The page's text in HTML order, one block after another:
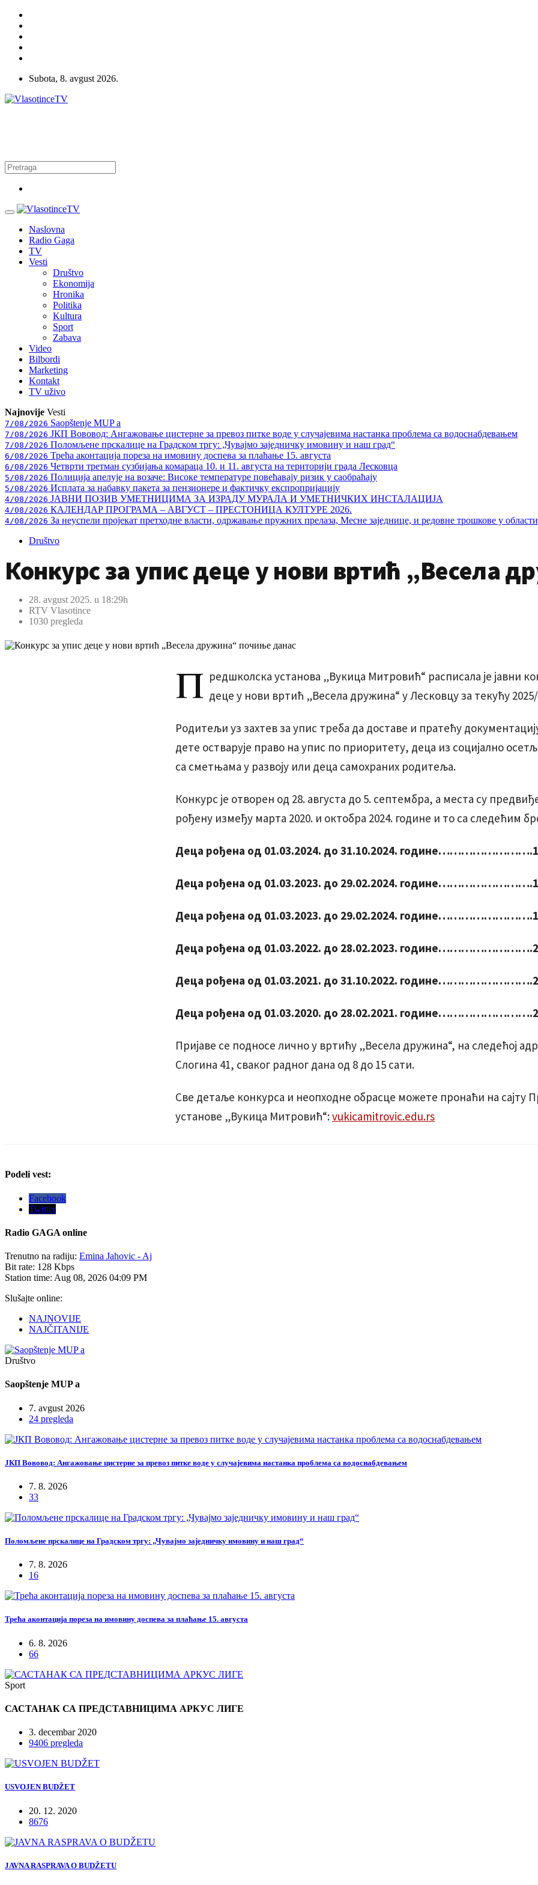
Subota, 8. avgust 2026.
Naslovna
Radio Gaga
TV
Vesti
Društvo
Ekonomija
Hronika
Politika
Kultura
Sport
Zabava
Video
Bilbordi
Marketing
Kontakt
TV uživo
Najnovije Vesti
7/08/2026 Saopštenje MUP a
7/08/2026 ЈКП Вововод: Ангажовање цистерне за превоз питке воде у случајевима настанка проблема са водоснабдевањем
7/08/2026 Поломљене прскалице на Градском тргу: „Чувајмо заједничку имовину и наш град“
6/08/2026 Трећа аконтација пореза на имовину доспева за плаћање 15. августа
6/08/2026 Четврти третман сузбијања комараца 10. и 11. августа на територији града Лесковца
5/08/2026 Полиција апелује на возаче: Високе температуре повећавају ризик у саобраћају
5/08/2026 Исплата за набавку пакета за пензионере и фактичку експропријацију
4/08/2026 ЈАВНИ ПОЗИВ УМЕТНИЦИМА ЗА ИЗРАДУ МУРАЛА И УМЕТНИЧКИХ ИНСТАЛАЦИЈА
4/08/2026 КАЛЕНДАР ПРОГРАМА – АВГУСТ – ПРЕСТОНИЦА КУЛТУРЕ 2026.
4/08/2026 За неуспели пројекат претходне власти, одржавање пружних прелаза, Месне заједнице, и редовне трошкове у
Društvo
Конкурс за упис деце у нови вртић „Весела
28. avgust 2025. u 18:29h
RTV Vlasotince
1030 pregleda
П редшколска установа „Вукица Митровић“ расписала је јавни
деце у нови вртић „Весела дружина“ у Лесковцу за текућу
Родитељи уз захтев за упис треба да доставе и пратећу
дете остварује право на упис по приоритету, деца из социјално
са сметњама у развоју или деца самохраних родитеља.
Конкурс је отворен од 28. августа до 5. септембра, а места су
рођену између марта 2020. и октобра 2024. године и то са следећим
Деца рођена од 01.03.2024. до 31.10.2024.
Деца рођена од 01.03.2023. до 29.02.2024.
Деца рођена од 01.03.2023. до 29.02.2024.
Деца рођена од 01.03.2022. до 28.02.2023.
Деца рођена од 01.03.2021. до 31.10.2022.
Деца рођена од 01.03.2020. до 28.02.2021.
Пријаве се подносе лично у вртићу „Весела дружина“, на следећој
Слогина 41, сваког радног дана од 8 до 15 сати.
Све детаље конкурса и неопходне обрасце можете пронаћи на сајту
установе „Вукица Митровић“:vukicamitrovic.edu.rs
Podeli vest:
Facebook
Twitter
Radio GAGA online
Trenutno na radiju: Emina Jahovic - Aj
Bit rate: 128 Kbps
Station time: Aug 08, 2026 04:09 PM
Slušajte online:
NAJNOVIJE
NAJČITANIJE
Društvo
Saopštenje MUP a
7. avgust 2026
24 pregleda
ЈКП Вововод: Ангажовање цистерне за превоз питке воде у случајевима настанка проблема са водоснабдевањем
7. 8. 2026
33
Поломљене прскалице на Градском тргу: „Чувајмо заједничку имовину и наш град“
7. 8. 2026
16
Трећа аконтација пореза на имовину доспева за плаћање 15. августа
6. 8. 2026
66
Sport
САСТАНАК СА ПРЕДСТАВНИЦИМА АРКУС ЛИГЕ
3. decembar 2020
9406 pregleda
USVOJEN BUDŽET
20. 12. 2020
8676
JAVNA RASPRAVA O BUDŽETU